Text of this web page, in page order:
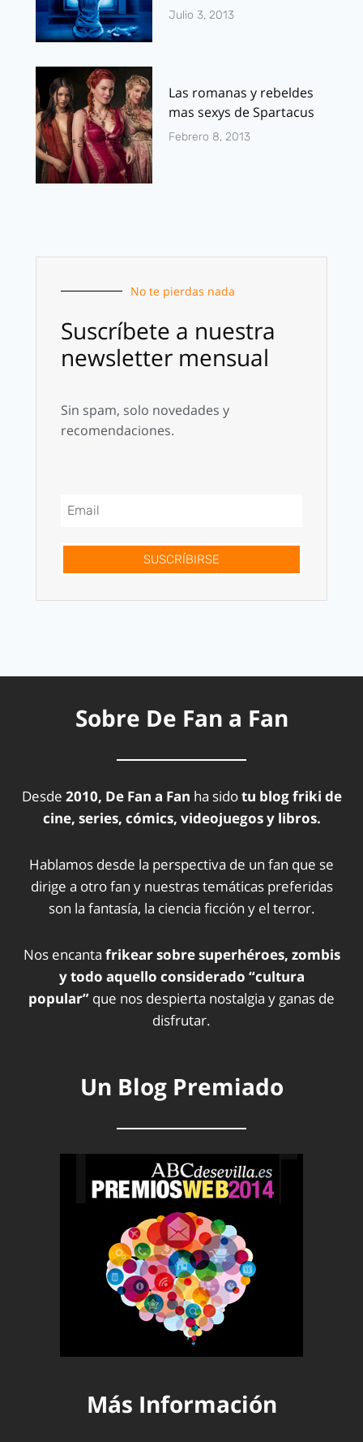
Julio 3, 2013
Las romanas y rebeldes
mas sexys de Spartacus
Febrero 8, 2013
No te pierdas nada
Suscríbete a nuestra
newsletter mensual
Sin spam, solo novedades y
recomendaciones.
SUSCRÍBIRSE
Sobre De Fan a Fan
Desde 2010, De Fan a Fan ha sidotu blog friki de
cine, series, cómics, videojuegos y libros.
Hablamos desde la perspectiva de un fan que se
dirige a otro fan y nuestras temáticas preferidas
son la fantasía, la ciencia ficción y el terror.
Nos encanta frikear sobre superhéroes, zombis
y todo aquello considerado “cultura
popular” que nos despierta nostalgia y ganas de
disfrutar.
Un Blog Premiado
Más Información